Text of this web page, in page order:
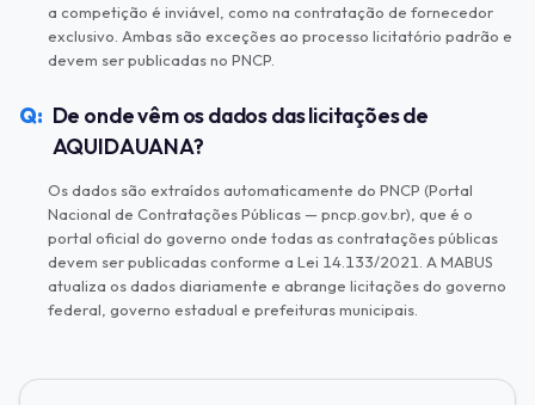
a competição é inviável, como na contratação de fornecedor
exclusivo. Ambas são exceções ao processo licitatório padrão e
devem ser publicadas no PNCP.
De onde vêm os dados das licitações de
AQUIDAUANA?
Os dados são extraídos automaticamente do PNCP (Portal
Nacional de Contratações Públicas — pncp.gov.br), que é o
portal oficial do governo onde todas as contratações públicas
devem ser publicadas conforme a Lei 14.133/2021. A MABUS
atualiza os dados diariamente e abrange licitações do governo
federal, governo estadual e prefeituras municipais.